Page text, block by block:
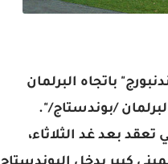
باتجاه البرلمان
/بوندستاج/".
تعقد بعد غد الثلاثاء،